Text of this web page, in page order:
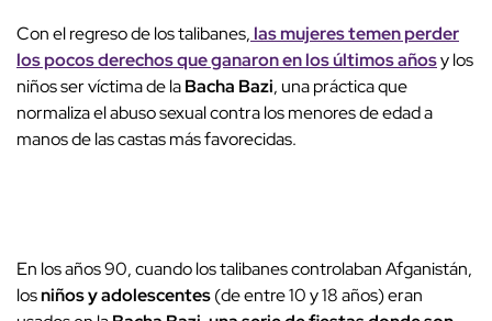
Con el regreso de los talibanes, las mujeres temen perder
los pocos derechos que ganaron en los últimos añosy los
niños ser víctima de laBacha Bazi, una práctica que
normaliza el abuso sexual contra los menores de edad a
manos de las castas más favorecidas.
En los años 90, cuando los talibanes controlaban Afganistán,
losniños y adolescentes(de entre 10 y 18 años) eran